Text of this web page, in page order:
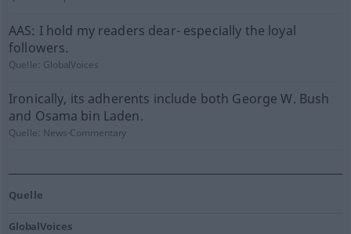
AAS: I hold my readers dear- especially the loyal
followers.
Quelle: GlobalVoices
Ironically, its adherents include both George W. Bush
and Osama bin Laden.
Quelle: News-Commentary
Quelle
GlobalVoices